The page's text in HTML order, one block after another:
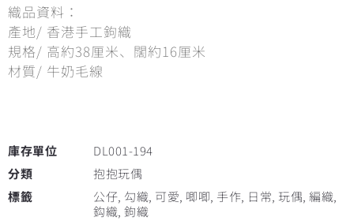
織品資料：
產地/ 香港手工鉤織
規格/ 高約38厘米、闊約16厘米
材質/ 牛奶毛線
庫存單位
DL001-194
分類
抱抱玩偶
標籤
公仔, 勾織, 可愛, 唧唧, 手作, 日常, 玩偶, 編織,
鈎織, 鉤織